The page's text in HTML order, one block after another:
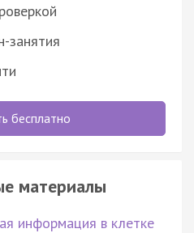
занятия
бесплатно
материалы
информация в клетке